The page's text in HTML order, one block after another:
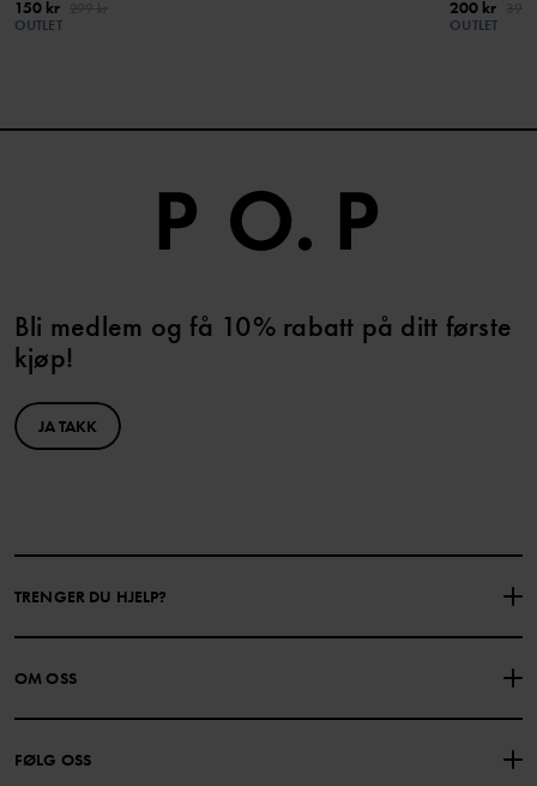
150 kr
OUTLET
200 kr
OUTLET
Bli medlem og få 10% rabatt på ditt første
kjøp!
JA TAKK
TRENGER DU HJELP?
KONTAKTE OSS
GAVEKORTSALDO KJØPSVILKÅR
PERSONVERNPOLICY
OM OSS
FØLG OSS